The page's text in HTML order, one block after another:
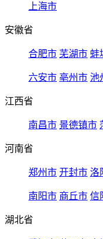
上海市
安徽省
合肥市 芜湖市 蚌
六安市 亳州市 池
江西省
南昌市 景德镇市
河南省
郑州市 开封市 洛
南阳市 商丘市 信
湖北省